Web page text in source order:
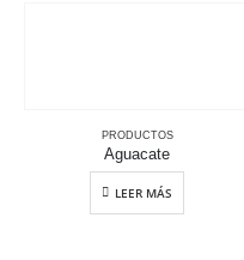
PRODUCTOS
Aguacate
LEER MÁS